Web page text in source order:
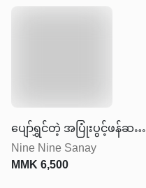
ပျော်ရွှင်တဲ့ အပြုံးပွင့်ဖန်ဆင်း
ခြင်း
Nine Nine Sanay
MMK6,500